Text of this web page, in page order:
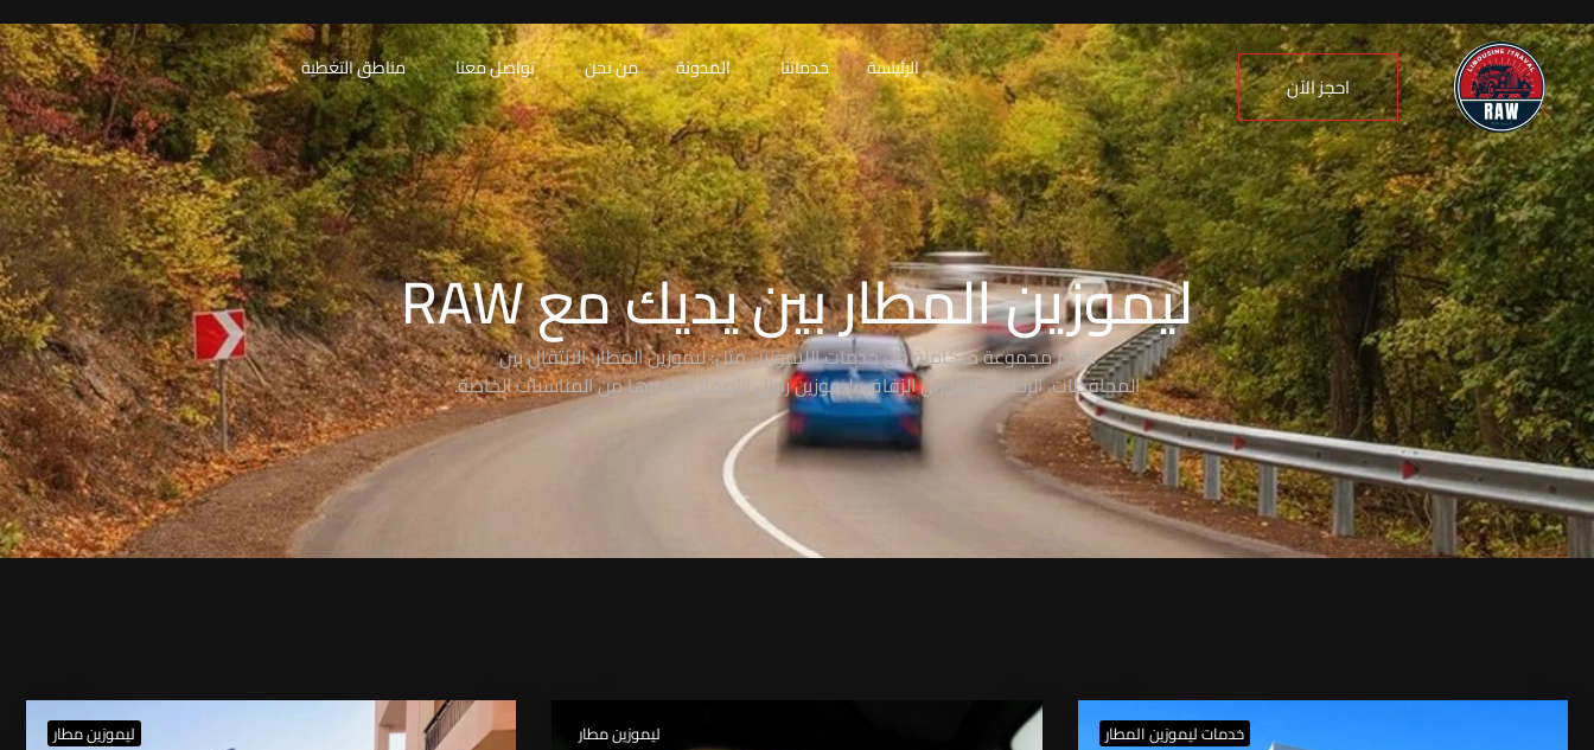
احجز الآن
الرئيسية خدماتنا المدونة من نحن تواصل معنا مناطق التغطية
ليموزين المطار بين يديك مع RAW
نقدم مجموعة متكاملة من خدمات الليموزين مثل: ليموزين المطار، الانتقال بين
المحافظات، الرحلات، ليموزين الزفاف، ليموزين رجال الأعمال، وغيرها من المناسبات الخاصة.
خدمات ليموزين المطار ليموزين مطار ليموزين مطار